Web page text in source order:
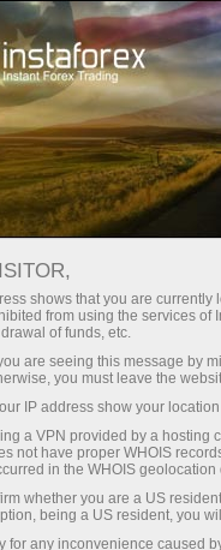
Total hadiah
shows that you are
from using the services
of funds, etc.
are seeing this message by
you must leave the
IP address show your
a VPN provided by a hosting
not have proper WHOIS
in the WHOIS geolocation
whether you are a US
being a US resident, you
for any inconvenience caused